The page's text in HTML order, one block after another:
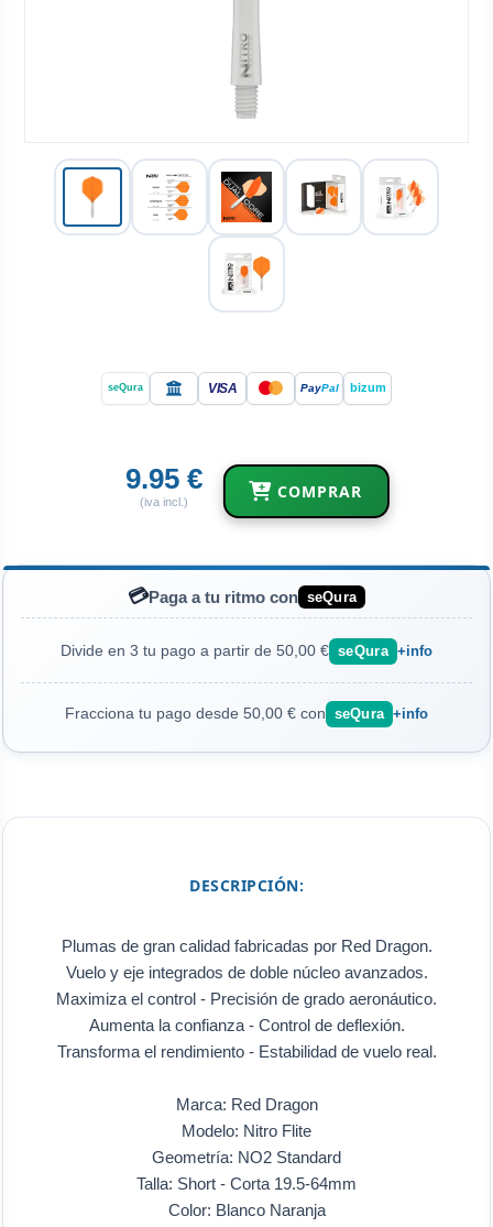
seQura VISA PayPal bizum
9.95 €
(iva incl.) COMPRAR
💳Paga a tu ritmo con seQura
Divide en 3 tu pago a partir de 50,00 € seQura +info
Fracciona tu pago desde 50,00 € con seQura +info
DESCRIPCIÓN:
Plumas de gran calidad fabricadas por Red Dragon.
Vuelo y eje integrados de doble núcleo avanzados.
Maximiza el control - Precisión de grado aeronáutico.
Aumenta la confianza - Control de deflexión.
Transforma el rendimiento - Estabilidad de vuelo real.
Marca: Red Dragon
Modelo: Nitro Flite
Geometría: NO2 Standard
Talla: Short - Corta 19.5-64mm
Color: Blanco Naranja